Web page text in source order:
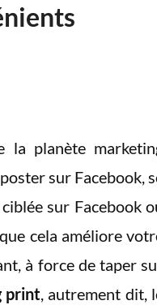
la planète
sur Facebook,
sur Facebook
cela améliore
à force de taper
print, autrement dit,